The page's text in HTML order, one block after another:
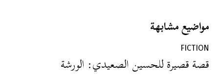
مواضيع مشابهة
FICTION
قصة قصيرة للحسين الصعيدي: الورشة